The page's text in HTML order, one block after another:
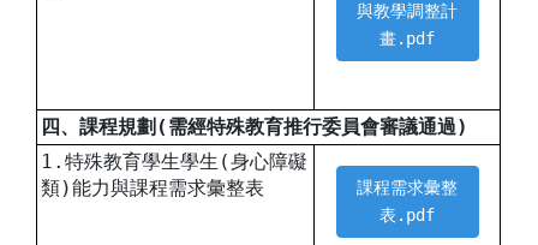
與教學調整計
畫.pdf
四、課程規劃(需經特殊教育推行委員會審議通過)
1.特殊教育學生學生(身心障礙
類)能力與課程需求彙整表
課程需求彙整
表.pdf